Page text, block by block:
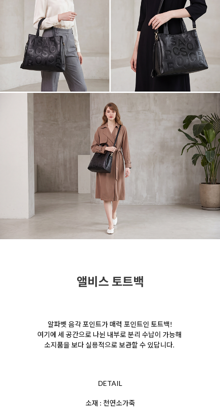
앨비스 토트백
알파벳 음각 포인트가 매력 포인트인 토트백!
여기에 세 공간으로 나뉜 내부로 분리 수납이 가능해
소지품을보다 실용적으로 보관할 수 있답니다.
DETAIL
소재 : 천연소가죽